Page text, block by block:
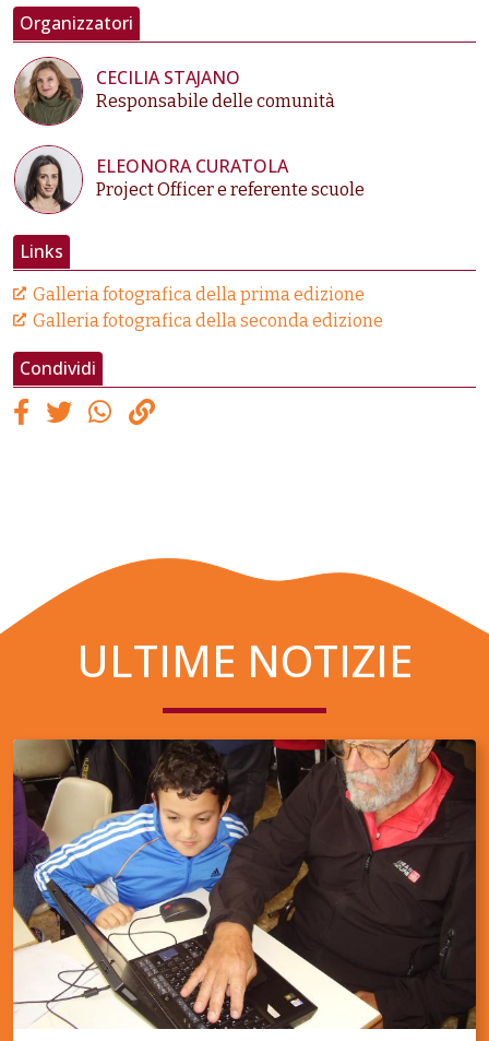
Organizzatori
CECILIA STAJANO
Responsabile delle comunità
ELEONORA CURATOLA
Project Officer e referente scuole
Links
Galleria fotografica della prima edizione
Galleria fotografica della seconda edizione
Condividi
ULTIME NOTIZIE